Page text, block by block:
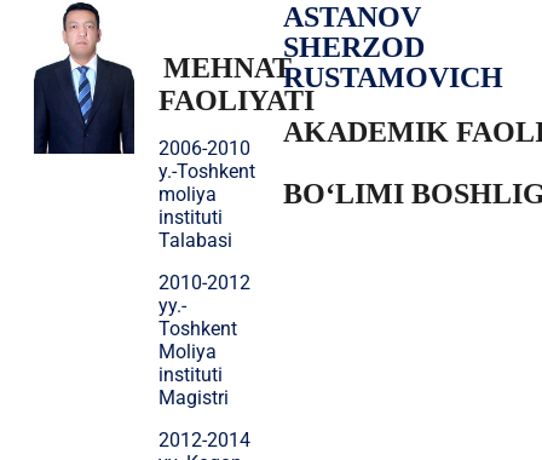
MEHNAT
FAOLIYATI
2006-2010
y.-Toshkent
moliya
instituti
Talabasi
2010-2012
yy.-
Toshkent
Moliya
instituti
Magistri
2012-2014
ASTANOV
SHERZOD
RUSTAMOVICH
AKADEMIK
BOʻLIMI